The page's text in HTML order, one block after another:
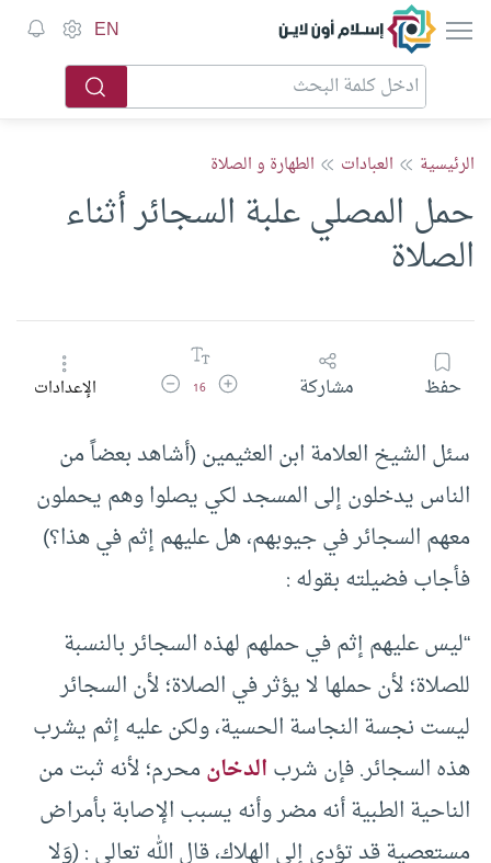
إسلام أون لاين EN
الرئيسية العبادات الطهارة و الصلاة
حمل المصلي علبة السجائر أثناء
الصلاة
حفظ مشاركة زيادة حجم الخط
16 تقليل حجم الخطالإعدادات
سئل الشيخ العلامة ابن العثيمين (أشاهد بعضاً من
الناس يدخلون إلى المسجد لكي يصلوا وهم يحملون
معهم السجائر في جيوبهم، هل عليهم إثم في هذا؟)
فأجاب فضيلته بقوله :
“ليس عليهم إثم في حملهم لهذه السجائر بالنسبة
للصلاة؛ لأن حملها لا يؤثر في الصلاة؛ لأن السجائر
ليست نجسة النجاسة الحسية، ولكن عليه إثم يشرب
هذه السجائر. فإن شربالدخانمحرم؛ لأنه ثبت من
الناحية الطبية أنه مضر وأنه يسبب الإصابة بأمراض
مستعصية قد تؤدي إلى الهلاك، قال الله تعالى : (وَلا